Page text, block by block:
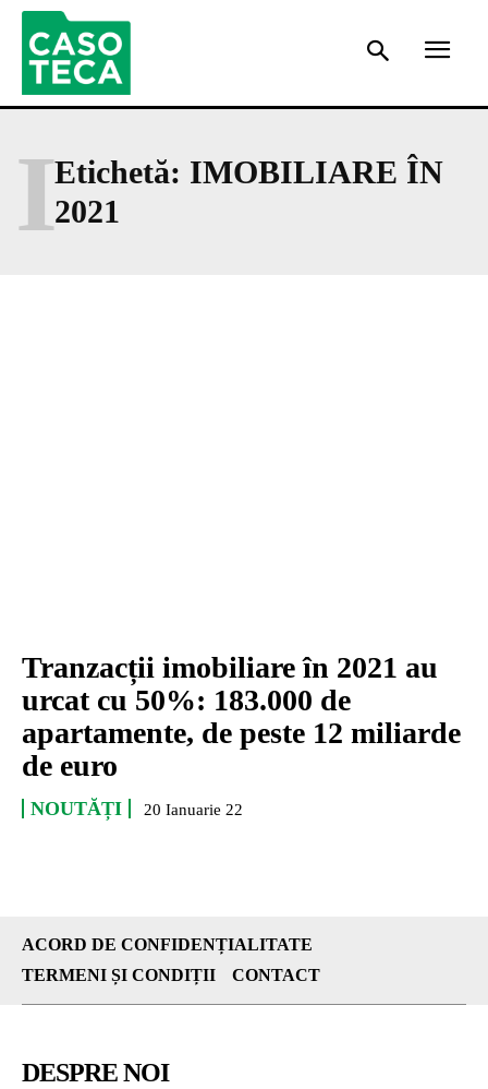
Etichetă: IMOBILIARE ÎN
2021
I
Tranzacții imobiliare în 2021 au
urcat cu 50%: 183.000 de
apartamente, de peste 12 miliarde
de euro
NOUTĂȚI 20 Ianuarie 22
ACORD DE CONFIDENȚIALITATE
TERMENI ȘI CONDIȚII
CONTACT
DESPRE NOI